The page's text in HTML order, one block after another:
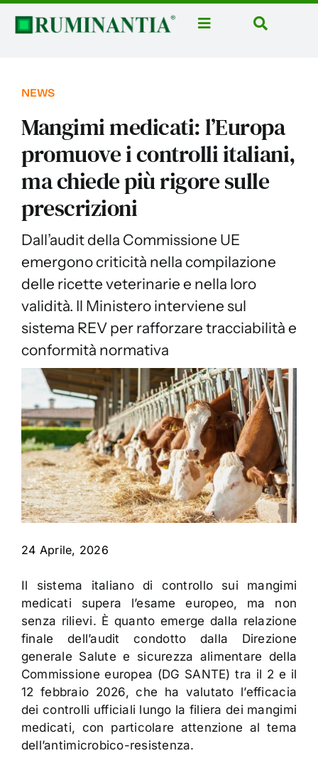
Salta
Toggle
Corsi
Domus Casei
Eventi
Ruminantia Mese
Toggle
NEWS
Mangimi medicati: l’Europa
promuove i controlli italiani,
ma chiede più rigore sulle
prescrizioni
Dall’audit della Commissione UE
emergono criticità nella compilazione
delle ricette veterinarie e nella loro
validità. Il Ministero interviene sul
sistema REV per rafforzare tracciabilità e
conformità normativa
24 Aprile, 2026
Il sistema italiano di controllo sui mangimi
medicati supera l’esame europeo, ma non
senza rilievi. È quanto emerge dalla relazione
finale dell’audit condotto dalla Direzione
generale Salute e sicurezza alimentare della
Commissione europea (DG SANTE) tra il 2 e il
12 febbraio 2026, che ha valutato l’efficacia
dei controlli ufficiali lungo la filiera dei mangimi
medicati, con particolare attenzione al tema
dell’antimicrobico-resistenza.